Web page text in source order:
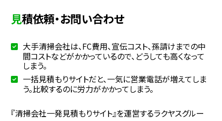
見積依頼・お問い合わせ
大手清掃会社は、FC費用、宣伝コスト、孫請けまでの中
間コストなどがかかっているので、どうしても高くなって
しまう。
一括見積もりサイトだと、一気に営業電話が増えてしま
う。比較するのに労力がかかってしまう。
『清掃会社一発見積もりサイト』を運営するラクヤスグルー